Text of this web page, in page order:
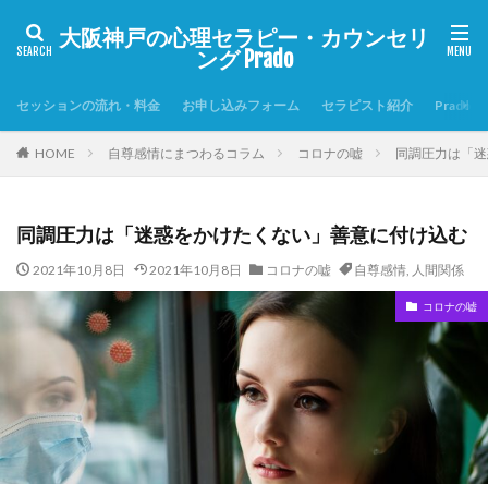
大阪神戸の心理セラピー・カウンセリ
ング Prado
セッションの流れ・料金 お申し込みフォーム セラピスト紹介 Pradoへ
HOME 自尊感情にまつわるコラム コロナの嘘 同調圧力は「
同調圧力は「迷惑をかけたくない」善意に付け込む
2021年10月8日 2021年10月8日 コロナの嘘 自尊感情, 人間関係
コロナの嘘